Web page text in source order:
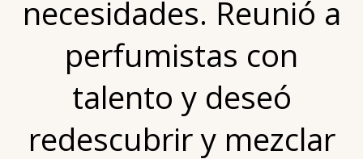
necesidades. Reunió a
perfumistas con
talento y deseó
redescubrir y mezclar